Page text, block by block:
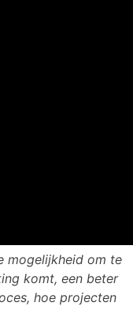
mogelijkheid om te
komt, een beter
hoe projecten